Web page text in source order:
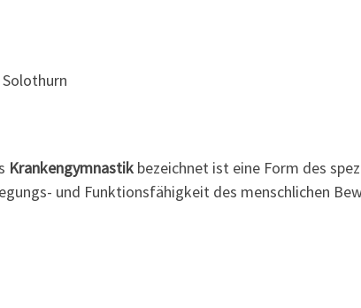
Krankengymnastik bezeichnet ist eine Form des
und Funktionsfähigkeit des menschlichen